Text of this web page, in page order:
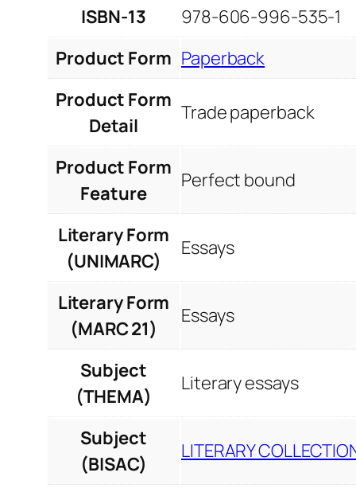
ISBN-13
978-606-996-535-1
Product Form Paperback
Product Form
Detail
Trade paperback
Product Form
Feature
Perfect bound
Literary Form
(UNIMARC)
Essays
Literary Form
(MARC 21)
Essays
Subject
(THEMA)
Literary essays
Subject
(BISAC)
LITERARY